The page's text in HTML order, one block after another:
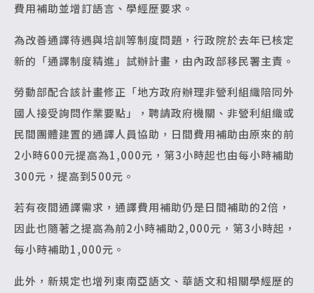
費用補助並增訂語言、學經歷要求。
為改善通譯待遇與培訓等制度問題，行政院於去年已核定
新的「通譯制度精進」試辦計畫，由內政部移民署主責。
勞動部配合該計畫修正「地方政府辦理非營利組織陪同外
國人接受詢問作業要點」，聘請政府機關、非營利組織或
民間團體建置的通譯人員協助，日間費用補助由原來的前
2小時600元提高為1,000元，第3小時起也由每小時補助
300元，提高到500元。
若有夜間通譯需求，通譯費用補助仍是日間補助的2倍，
因此也隨著之提高為前2小時補助2,000元，第3小時起，
每小時補助1,000元。
此外，新規定也增列東南亞語文、華語文和相關學經歷的